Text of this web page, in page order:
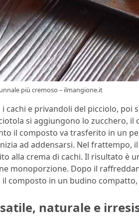
più cremoso – ilmangione.it
cachi e privandoli del picciolo, poi
si aggiungono lo zucchero,
il composto va trasferito in un
ad addensarsi. Nel frattempo,
alla crema di cachi. Il risultato è
monoporzione. Dopo il
il composto in un budino
naturale e